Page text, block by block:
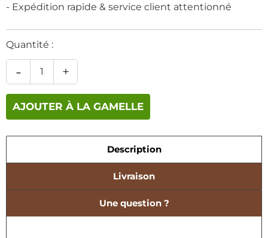
- Expédition rapide & service client attentionné
Quantité :
+
-
AJOUTER À LA GAMELLE
Description
Livraison
Une question ?